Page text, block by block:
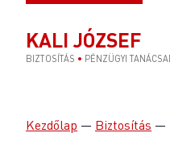
KALI JÓZSEF
BIZTOSÍTÁS • PÉNZÜGYI
Kezdőlap — Biztosítás —